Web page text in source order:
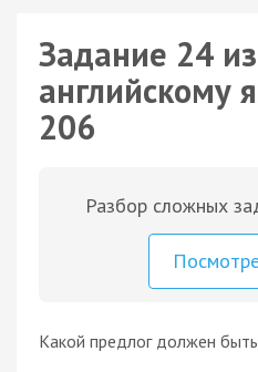
Задание 24
английскому
206
Разбор сложных
Какой предлог должен